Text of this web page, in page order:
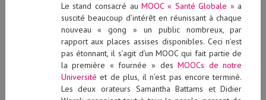
Le stand consacré auMOOC « Santé Globale » a
suscité beaucoup d’intérêt en réunissant à chaque
nouveau « gong » un public nombreux, par
rapport aux places assises disponibles. Ceci n’est
pas étonnant, il s’agit d’un MOOC qui fait partie de
la première « fournée » desMOOCs de notre
Université et de plus, il n’est pas encore terminé.
Les deux orateurs Samantha Battams et Didier